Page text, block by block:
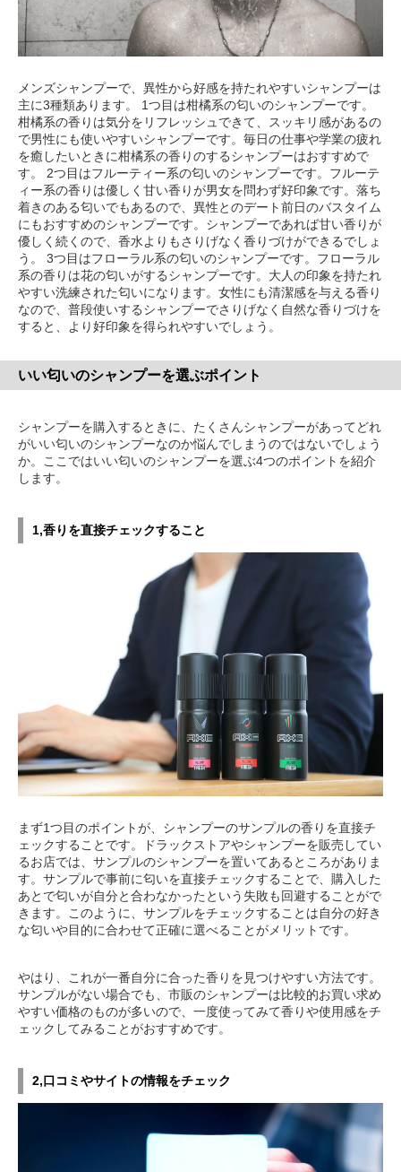
メンズシャンプーで、異性から好感を持たれやすいシャンプーは
主に3種類あります。 1つ目は柑橘系の匂いのシャンプーです。
柑橘系の香りは気分をリフレッシュできて、スッキリ感があるの
で男性にも使いやすいシャンプーです。毎日の仕事や学業の疲れ
を癒したいときに柑橘系の香りのするシャンプーはおすすめで
す。 2つ目はフルーティー系の匂いのシャンプーです。フルーテ
ィー系の香りは優しく甘い香りが男女を問わず好印象です。落ち
着きのある匂いでもあるので、異性とのデート前日のバスタイム
にもおすすめのシャンプーです。シャンプーであれば甘い香りが
優しく続くので、香水よりもさりげなく香りづけができるでしょ
う。 3つ目はフローラル系の匂いのシャンプーです。フローラル
系の香りは花の匂いがするシャンプーです。大人の印象を持たれ
やすい洗練された匂いになります。女性にも清潔感を与える香り
なので、普段使いするシャンプーでさりげなく自然な香りづけを
すると、より好印象を得られやすいでしょう。
いい匂いのシャンプーを選ぶポイント
シャンプーを購入するときに、たくさんシャンプーがあってどれ
がいい匂いのシャンプーなのか悩んでしまうのではないでしょう
か。ここではいい匂いのシャンプーを選ぶ4つのポイントを紹介
します。
1,香りを直接チェックすること
まず1つ目のポイントが、シャンプーのサンプルの香りを直接チ
ェックすることです。ドラックストアやシャンプーを販売してい
るお店では、サンプルのシャンプーを置いてあるところがありま
す。サンプルで事前に匂いを直接チェックすることで、購入した
あとで匂いが自分と合わなかったという失敗も回避することがで
きます。このように、サンプルをチェックすることは自分の好き
な匂いや目的に合わせて正確に選べることがメリットです。
やはり、これが一番自分に合った香りを見つけやすい方法です。
サンプルがない場合でも、市販のシャンプーは比較的お買い求め
やすい価格のものが多いので、一度使ってみて香りや使用感をチ
ェックしてみることがおすすめです。
2,口コミやサイトの情報をチェック